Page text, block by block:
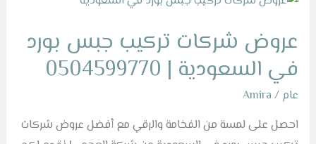
عروض شركات تركيب جبس بورد
في السعودية | 0504599770
عام /
Amira
احصل على لمسة من الفخامة والرقي مع أفضل عروض شركات
تركيب
جبس
بورد
في
السعودية